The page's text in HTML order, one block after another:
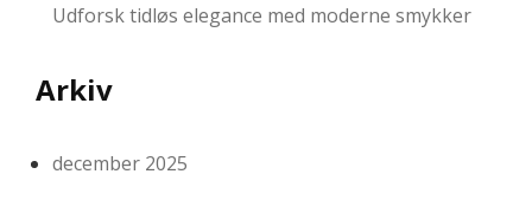
Udforsk tidløs elegance med moderne smykker
Arkiv
december 2025